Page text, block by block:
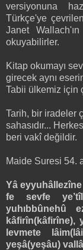
versiyonuna
Türkçe'ye
Janet
okuyabilirler.
Kitap okumayı
girecek aynı
Tabii ülkemiz için
Tarih, bir iradeler
sahasıdır...
beri vakî değildir.
Maide Suresi 54.
Yâ
fe sevfe
yuhıbbûnehû
kâfirîn(kâfirîne),
levmete
yeşâ(yeşâu)